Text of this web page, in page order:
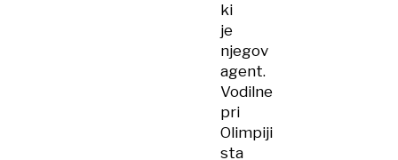
ki
je
njegov
agent.
Vodilne
pri
Olimpiji
sta